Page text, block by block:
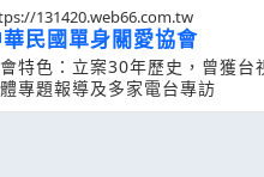
131420.web66.com.tw
民國單身關愛協會
特色：立案30年歷史，曾獲
專題報導及多家電台專訪